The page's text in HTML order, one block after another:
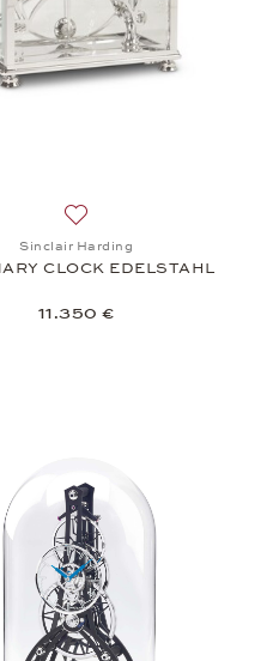
Sinclair Harding
CLOCK EDELSTAHL
11.350 €